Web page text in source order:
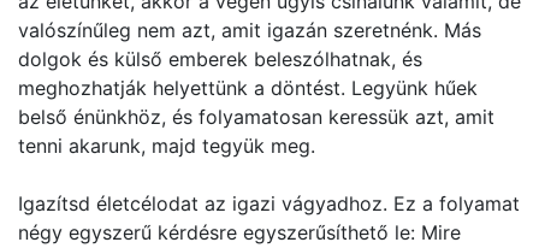
valószínűleg nem azt, amit igazán szeretnénk. Más
dolgok és külső emberek beleszólhatnak, és
meghozhatják helyettünk a döntést. Legyünk hűek
belső énünkhöz, és folyamatosan keressük azt, amit
tenni akarunk, majd tegyük meg.
Igazítsd életcélodat az igazi vágyadhoz. Ez a folyamat
négy egyszerű kérdésre egyszerűsíthető le: Mire